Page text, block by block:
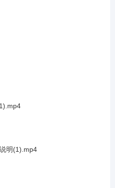
据换算说明(1)
整合与代码编写
清除代码说明
带入公式计算
及测试温度采集
明(1).mp4